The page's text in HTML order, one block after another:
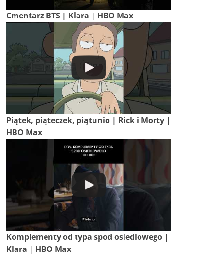
Cmentarz BTS | Klara | HBO Max
Piątek, piąteczek, piątunio | Rick i Morty |
HBO Max
Komplementy od typa spod osiedlowego |
Klara | HBO Max